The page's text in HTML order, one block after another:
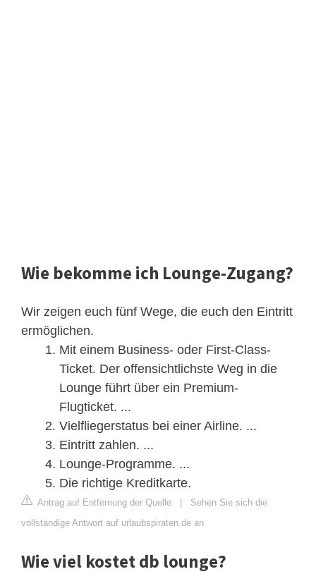
Wie bekomme ich Lounge-Zugang?
Wir zeigen euch fünf Wege, die euch den Eintritt
ermöglichen.
Mit einem Business- oder First-Class-
Ticket. Der offensichtlichste Weg in die
Lounge führt über ein Premium-
Flugticket. ...
Vielfliegerstatus bei einer Airline. ...
Eintritt zahlen. ...
Lounge-Programme. ...
Die richtige Kreditkarte.
Antrag auf Entfernung der Quelle
Sehen Sie sich die
vollständige Antwort auf urlaubspiraten.de an
Wie viel kostet db lounge?